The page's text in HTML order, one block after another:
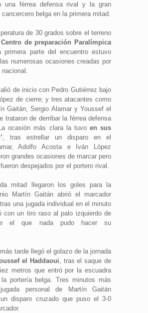
una férrea defensa rival y la gran
belga en la primera mitad.
de 30 grados sobre el terreno
Centro de preparación Paralímpica
primera parte del encuentro estuvo
numerosas ocasiones creadas por
nacional.
de inicio con Pedro Gutiérrez bajo
de cierre; y tres atacantes como
Gaitán, Sergio Alamar y Youssef el
trataron de derribar la férrea defensa
ocasión más clara la tuvo en sus
, tras estrellar un disparo en el
Adolfo Acosta e Iván López
grandes ocasiones de marcar pero
despejados por el portero rival.
mitad llegaron los goles para la
Martín Gaitán abrió el marcador
una jugada individual en el minuto
con un tiro raso al palo izquierdo de
el que nada pudo hacer su
tarde llegó el golazo de la jornada
el Haddaoui, tras el saque de
metros que entró por la escuadra
portería belga. Tres minutos más
personal de Martín Gaitán
disparo cruzado que puso el 3-0